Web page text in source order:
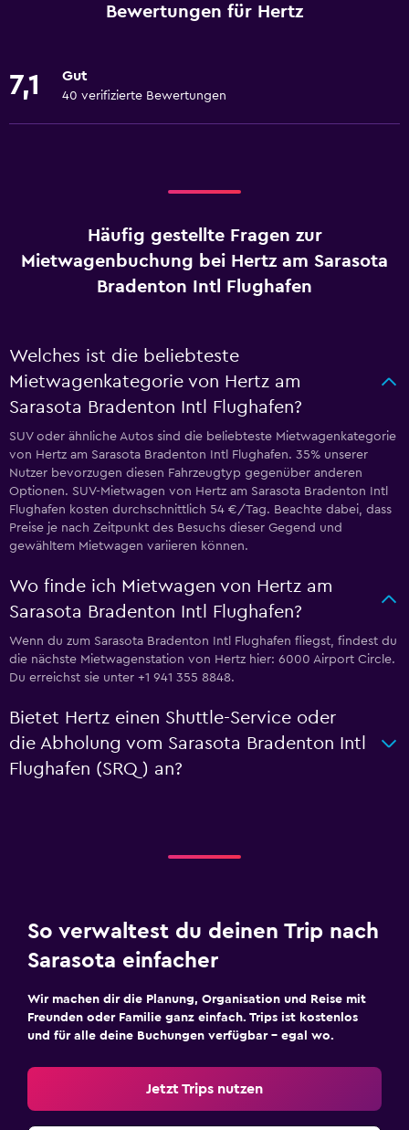
Bewertungen für Hertz
7,1 Gut
40 verifizierte Bewertungen
Häufig gestellte Fragen zur
Mietwagenbuchung bei Hertz am Sarasota
Bradenton Intl Flughafen
Welches ist die beliebteste
Mietwagenkategorie von Hertz am
Sarasota Bradenton Intl Flughafen?
SUV oder ähnliche Autos sind die beliebteste Mietwagenkategorie
von Hertz am Sarasota Bradenton Intl Flughafen. 35% unserer
Nutzer bevorzugen diesen Fahrzeugtyp gegenüber anderen
Optionen. SUV-Mietwagen von Hertz am Sarasota Bradenton Intl
Flughafen kosten durchschnittlich 54 €/Tag. Beachte dabei, dass
Preise je nach Zeitpunkt des Besuchs dieser Gegend und
gewähltem Mietwagen variieren können.
Wo finde ich Mietwagen von Hertz am
Sarasota Bradenton Intl Flughafen?
Wenn du zum Sarasota Bradenton Intl Flughafen fliegst, findest du
die nächste Mietwagenstation von Hertz hier: 6000 Airport Circle.
Du erreichst sie unter +1 941 355 8848.
Bietet Hertz einen Shuttle-Service oder
die Abholung vom Sarasota Bradenton Intl
Flughafen (SRQ) an?
So verwaltest du deinen Trip nach
Sarasota einfacher
Wir machen dir die Planung, Organisation und Reise mit
Freunden oder Familie ganz einfach. Trips ist kostenlos
und für alle deine Buchungen verfügbar – egal wo.
Jetzt Trips nutzen